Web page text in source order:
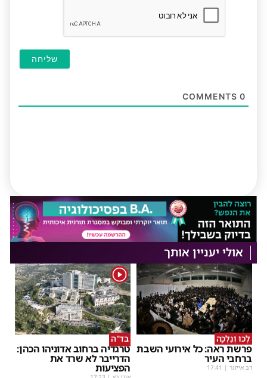
0
אולי יעניין אותך
לְכוּ וְנֵלְכָה
פרשת ראה: כל אירועי השבת
ברחבי העיר
דב אייזנר |
17:41
1
בד"ה
טרגדיה ברחוב אדוניהו הכהן:
הדרייבר לא שרד את
הפציעות